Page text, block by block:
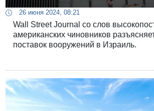
26 июня 2024, 08:21
Wall Street Journal со слов
американских чиновников
поставок вооружений в Израиль.